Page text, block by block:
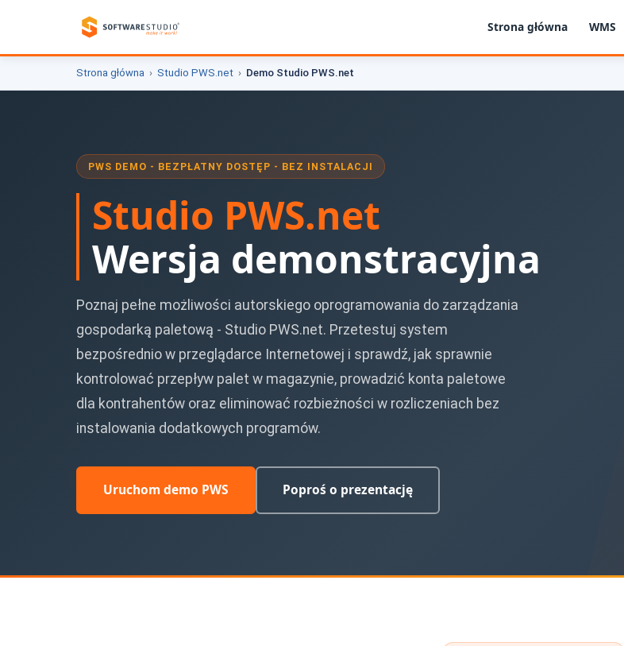
Strona główna WMS
Strona główna Studio PWS.net Demo Studio PWS.net
PWS DEMO - BEZPŁATNY DOSTĘP - BEZ INSTALACJI
Studio PWS.net
Wersja demonstracyjna
Poznaj pełne możliwości autorskiego oprogramowania do zarządzania
gospodarką paletową - Studio PWS.net. Przetestuj system
bezpośrednio w przeglądarce Internetowej i sprawdź, jak sprawnie
kontrolować przepływ palet w magazynie, prowadzić konta paletowe
dla kontrahentów oraz eliminować rozbieżności w rozliczeniach bez
instalowania dodatkowych programów.
Uruchom demo PWS Poproś o prezentację